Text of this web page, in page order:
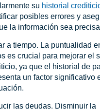
su historial
posibles errores y
la información sea
a tiempo. La puntualidad
es crucial para mejorar el
ya que el historial de
un factor significativo
las deudas. Disminuir la